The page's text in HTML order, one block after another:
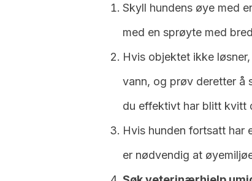
Skyll hundens øye med
med en sprøyte med
Hvis objektet ikke
vann, og prøv deretter å
du effektivt har blitt kvitt
Hvis hunden fortsatt har
er nødvendig at